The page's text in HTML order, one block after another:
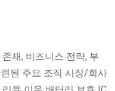
재, 비즈니스 전략, 부
된 주요 조직 시장/회사